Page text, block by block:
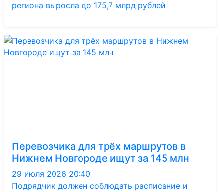
региона выросла до 175,7 млрд рублей
Перевозчика для трёх маршрутов в
Нижнем Новгороде ищут за 145 млн
29 июля 2026 20:40
Подрядчик должен соблюдать расписание и